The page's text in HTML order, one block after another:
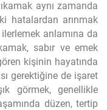
aynı zamanda
hatalardan arınmak
anlamına da
sabır ve emek
kişinin hayatında
gerektiğine de işaret
görmek, genellikle
düzen, tertip